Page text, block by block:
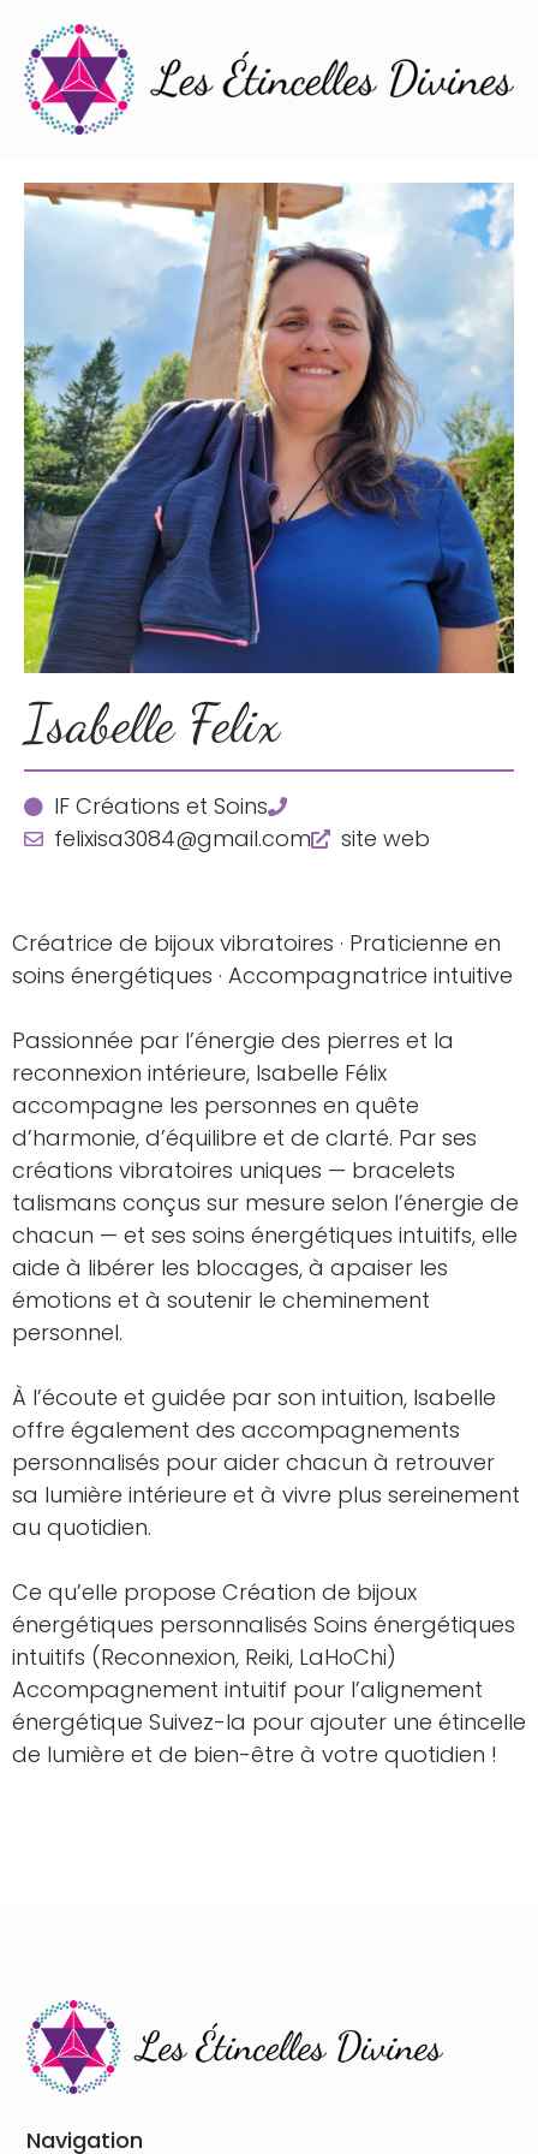
Isabelle Felix
IF Créations et Soins
felixisa3084@gmail.com
site web
Créatrice de bijoux vibratoires · Praticienne en
soins énergétiques · Accompagnatrice intuitive
Passionnée par l’énergie des pierres et la
reconnexion intérieure, Isabelle Félix
accompagne les personnes en quête
d’harmonie, d’équilibre et de clarté. Par ses
créations vibratoires uniques — bracelets
talismans conçus sur mesure selon l’énergie de
chacun — et ses soins énergétiques intuitifs, elle
aide à libérer les blocages, à apaiser les
émotions et à soutenir le cheminement
personnel.
À l’écoute et guidée par son intuition, Isabelle
offre également des accompagnements
personnalisés pour aider chacun à retrouver
sa lumière intérieure et à vivre plus sereinement
au quotidien.
Ce qu’elle propose Création de bijoux
énergétiques personnalisés Soins énergétiques
intuitifs (Reconnexion, Reiki, LaHoChi)
Accompagnement intuitif pour l’alignement
énergétique Suivez-la pour ajouter une étincelle
de lumière et de bien-être à votre quotidien !
Navigation